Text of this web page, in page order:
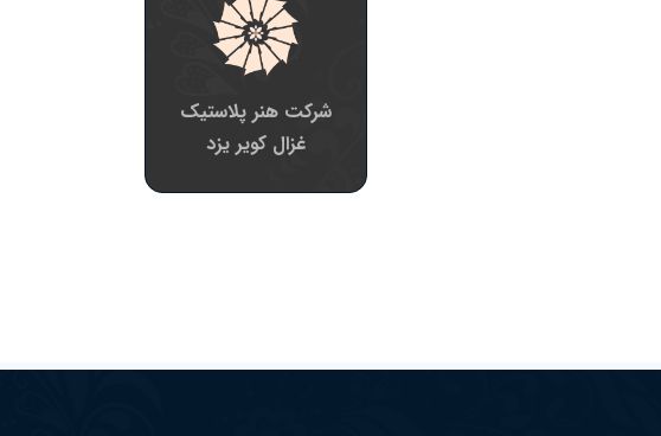
شرکت هنر پلاستیک
غزال کویر یزد